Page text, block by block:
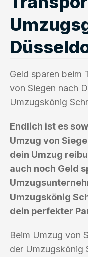
Geld sparen beim
von Siegen nach
Umzugskönig
Endlich ist es
Umzug von
dein Umzug
auch noch Geld
Umzugskönig
dein perfekter
Beim Umzug von
der Umzugskönig